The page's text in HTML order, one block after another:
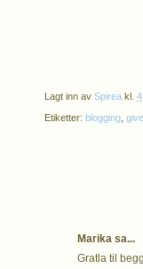
Lagt inn av Spirea kl.
Etiketter: blogging
Marika sa...
Gratla til